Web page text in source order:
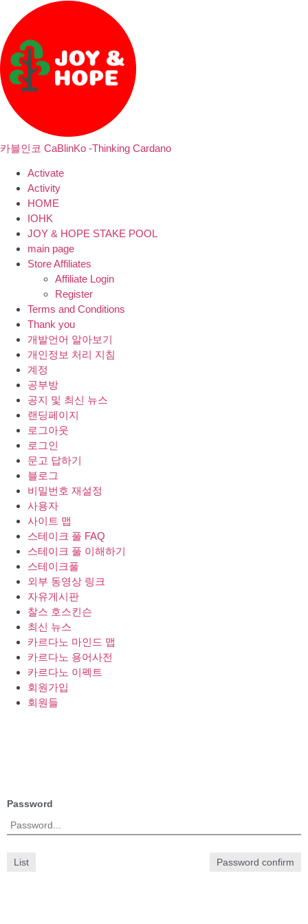
카블인코 CaBlinKo -Thinking Cardano
Activate
Activity
HOME
IOHK
JOY & HOPE STAKE POOL
main page
Store Affiliates
Affiliate Login
Register
Terms and Conditions
Thank you
개발언어 알아보기
개인정보 처리 지침
계정
공부방
공지 및 최신 뉴스
랜딩페이지
로그아웃
로그인
문고 답하기
블로그
비밀번호 재설정
사용자
사이트 맵
스테이크 풀 FAQ
스테이크 풀 이해하기
스테이크풀
외부 동영상 링크
자유게시판
찰스 호스킨슨
최신 뉴스
카르다노 마인드 맵
카르다노 용어사전
카르다노 이펙트
회원가입
회원들
Password
List Password confirm